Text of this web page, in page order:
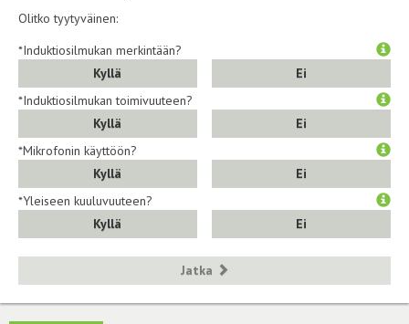
Olitko tyytyväinen:
*Induktiosilmukan merkintään?
Kyllä
Ei
*Induktiosilmukan toimivuuteen?
Kyllä
Ei
*Mikrofonin käyttöön?
Kyllä
Ei
*Yleiseen kuuluvuuteen?
Kyllä
Ei
Jatka